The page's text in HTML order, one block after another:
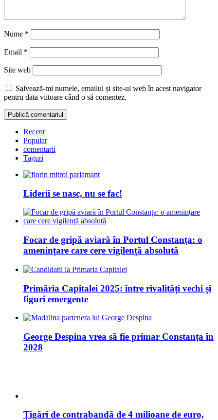
Nume *
Email *
Site web
Salvează-mi numele, emailul și site-ul web în acest navigator
pentru data viitoare când o să comentez.
Recent
Popular
comentarii
Taguri
Liderii se nasc, nu se fac!
Focar de gripă aviară în Portul Constanța: o
amenințare care cere vigilență absolută
Primăria Capitalei 2025: între rivalități vechi și
figuri emergente
George Despina vrea să fie primar Constanța în
2028